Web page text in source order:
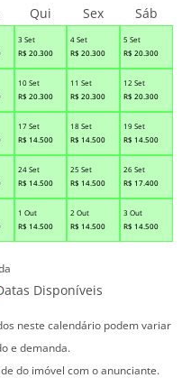
3 Set
R$ 20.300
4 Set
R$ 20.300
5 Set
R$ 20.300
10 Set
R$ 20.300
11 Set
R$ 20.300
12 Set
R$ 20.300
17 Set
R$ 14.500
18 Set
R$ 14.500
19 Set
R$ 14.500
24 Set
R$ 14.500
25 Set
R$ 14.500
26 Set
R$ 17.400
1 Out
R$ 14.500
2 Out
R$ 14.500
3 Out
R$ 14.500
Qui Sex Sáb
Disponíveis
neste calendário podem variar
e demanda.
do imóvel com o anunciante.